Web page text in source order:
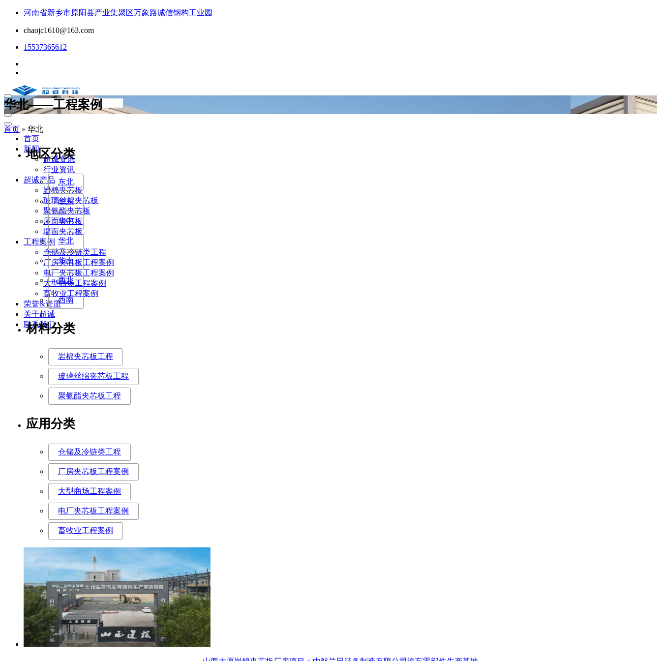
河南省新乡市原阳县产业集聚区万象路诚信钢构工业园
chaojc1610@163.com
15537365612
Search...
首页
新闻
超诚资讯
行业资讯
超诚产品
岩棉夹芯板
玻璃丝棉夹芯板
聚氨酯夹芯板
屋面夹芯板
墙面夹芯板
工程案例
仓储及冷链类工程
厂房夹芯板工程案例
电厂夹芯板工程案例
大型商场工程案例
畜牧业工程案例
荣誉&资质
关于超诚
联系我们
华北——工程案例
首页 » 华北
地区分类
东北
华东
华中
华北
华南
西北
西南
材料分类
岩棉夹芯板工程
玻璃丝绵夹芯板工程
聚氨酯夹芯板工程
应用分类
仓储及冷链类工程
厂房夹芯板工程案例
大型商场工程案例
电厂夹芯板工程案例
畜牧业工程案例